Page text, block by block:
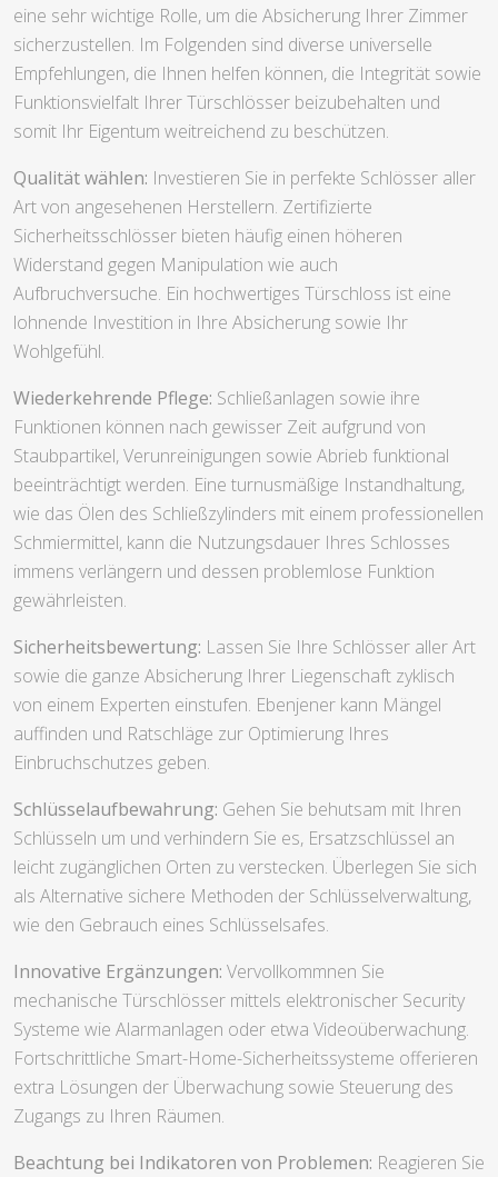
eine sehr wichtige Rolle, um die Absicherung Ihrer Zimmer
sicherzustellen. Im Folgenden sind diverse universelle
Empfehlungen, die Ihnen helfen können, die Integrität sowie
Funktionsvielfalt Ihrer Türschlösser beizubehalten und
somit Ihr Eigentum weitreichend zu beschützen.
Qualität wählen: Investieren Sie in perfekte Schlösser aller
Art von angesehenen Herstellern. Zertifizierte
Sicherheitsschlösser bieten häufig einen höheren
Widerstand gegen Manipulation wie auch
Aufbruchversuche. Ein hochwertiges Türschloss ist eine
lohnende Investition in Ihre Absicherung sowie Ihr
Wohlgefühl.
Wiederkehrende Pflege: Schließanlagen sowie ihre
Funktionen können nach gewisser Zeit aufgrund von
Staubpartikel, Verunreinigungen sowie Abrieb funktional
beeinträchtigt werden. Eine turnusmäßige Instandhaltung,
wie das Ölen des Schließzylinders mit einem professionellen
Schmiermittel, kann die Nutzungsdauer Ihres Schlosses
immens verlängern und dessen problemlose Funktion
gewährleisten.
Sicherheitsbewertung: Lassen Sie Ihre Schlösser aller Art
sowie die ganze Absicherung Ihrer Liegenschaft zyklisch
von einem Experten einstufen. Ebenjener kann Mängel
auffinden und Ratschläge zur Optimierung Ihres
Einbruchschutzes geben.
Schlüsselaufbewahrung: Gehen Sie behutsam mit Ihren
Schlüsseln um und verhindern Sie es, Ersatzschlüssel an
leicht zugänglichen Orten zu verstecken. Überlegen Sie sich
als Alternative sichere Methoden der Schlüsselverwaltung,
wie den Gebrauch eines Schlüsselsafes.
Innovative Ergänzungen: Vervollkommnen Sie
mechanische Türschlösser mittels elektronischer Security
Systeme wie Alarmanlagen oder etwa Videoüberwachung.
Fortschrittliche Smart-Home-Sicherheitssysteme offerieren
extra Lösungen der Überwachung sowie Steuerung des
Zugangs zu Ihren Räumen.
Beachtung bei Indikatoren von Problemen: Reagieren Sie